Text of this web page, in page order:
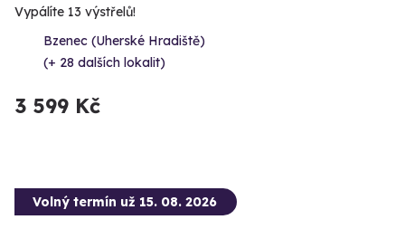
Vypálíte 13 výstřelů!
Bzenec (Uherské Hradiště)
(+ 28 dalších lokalit)
3 599 Kč
Volný termín už 15. 08. 2026